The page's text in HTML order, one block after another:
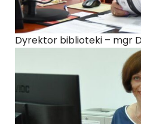
Dyrektor biblioteki – mgr